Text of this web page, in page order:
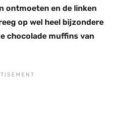
ontmoeten en de linken
op wel heel bijzondere
chocolade muffins van